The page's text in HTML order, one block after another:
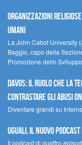
Organizzazioni
umani
La John Cabot University
Baggio, capo della
Promozione dello
Davos: il ruolo che la
contrastare gli abusi
Diventare grandi su
UGUALI, il nuovo podcast
Il podcast di quattro